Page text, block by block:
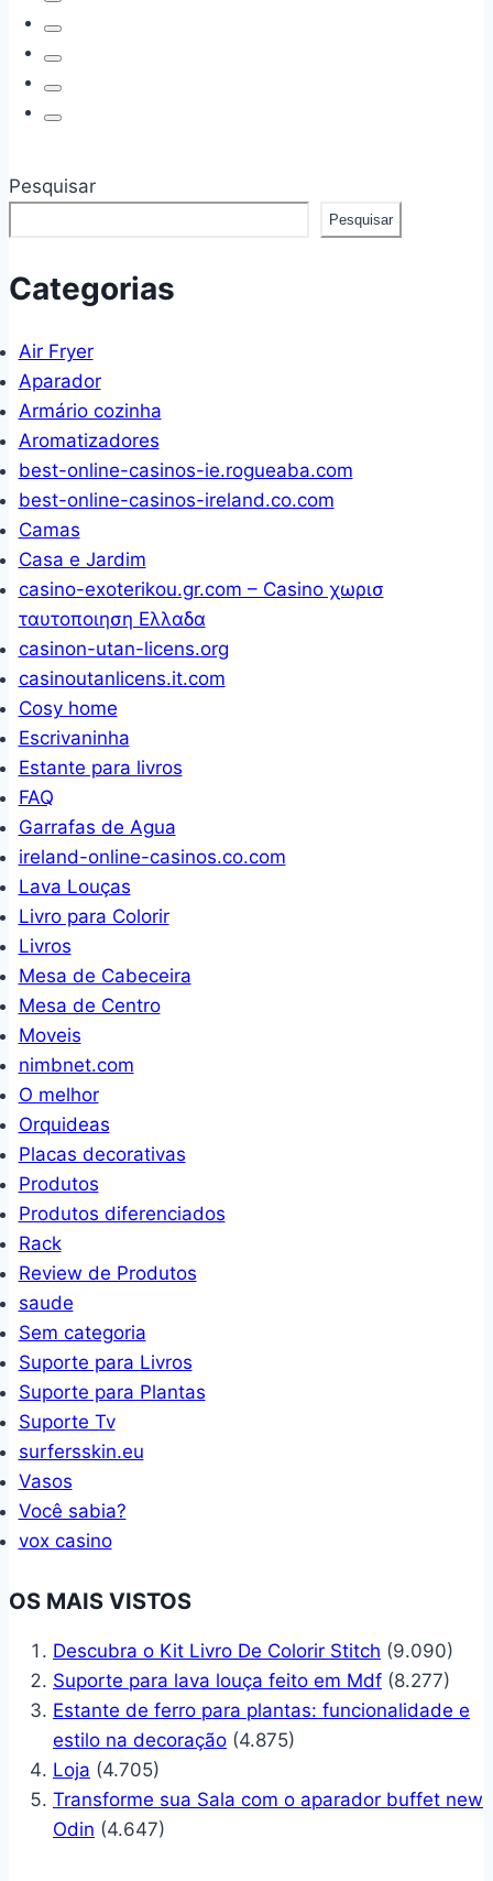
PRATELEIRA
PRETO
Pesquisar
Pesquisar
Categorias
Air Fryer
Aparador
Armário cozinha
Aromatizadores
best-online-casinos-ie.rogueaba.com
best-online-casinos-ireland.co.com
Camas
Casa e Jardim
casino-exoterikou.gr.com – Casino χωρισ
ταυτοποιηση Ελλαδα
casinon-utan-licens.org
casinoutanlicens.it.com
Cosy home
Escrivaninha
Estante para livros
FAQ
Garrafas de Agua
ireland-online-casinos.co.com
Lava Louças
Livro para Colorir
Livros
Mesa de Cabeceira
Mesa de Centro
Moveis
nimbnet.com
O melhor
Orquideas
Placas decorativas
Produtos
Produtos diferenciados
Rack
Review de Produtos
saude
Sem categoria
Suporte para Livros
Suporte para Plantas
Suporte Tv
surfersskin.eu
Vasos
Você sabia?
vox casino
OS MAIS VISTOS
Descubra o Kit Livro De Colorir Stitch (9.090)
Suporte para lava louça feito em Mdf (8.277)
Estante de ferro para plantas: funcionalidade e
estilo na decoração (4.875)
Loja (4.705)
Transforme sua Sala com o aparador buffet new
Odin (4.647)